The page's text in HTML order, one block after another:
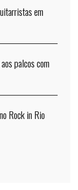
em
palcos com
Rock in Rio